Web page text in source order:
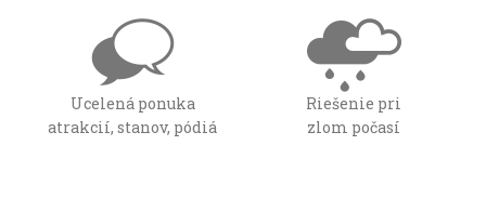
Ucelená ponuka
atrakcií, stanov, pódiá
Riešenie pri
zlom počasí